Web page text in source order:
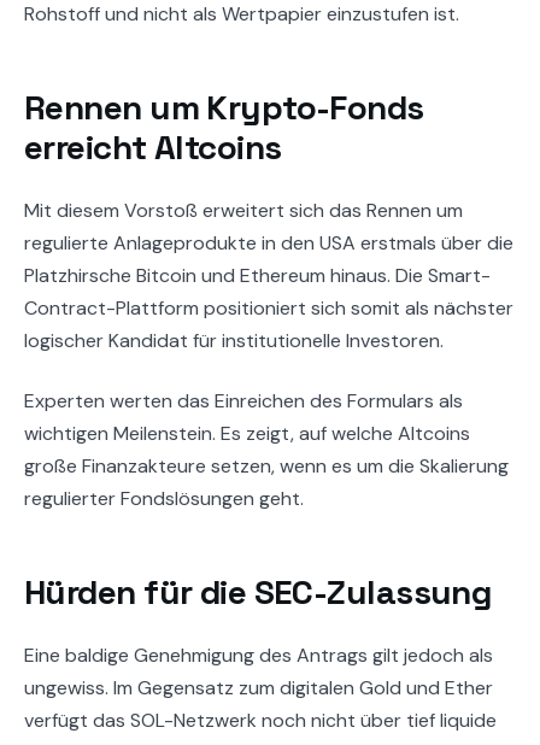
Rohstoff und nicht als Wertpapier einzustufen ist.
Rennen um Krypto-Fonds
erreicht Altcoins
Mit diesem Vorstoß erweitert sich das Rennen um
regulierte Anlageprodukte in den USA erstmals über die
Platzhirsche Bitcoin und Ethereum hinaus. Die Smart-
Contract-Plattform positioniert sich somit als nächster
logischer Kandidat für institutionelle Investoren.
Experten werten das Einreichen des Formulars als
wichtigen Meilenstein. Es zeigt, auf welche Altcoins
große Finanzakteure setzen, wenn es um die Skalierung
regulierter Fondslösungen geht.
Hürden für die SEC-Zulassung
Eine baldige Genehmigung des Antrags gilt jedoch als
ungewiss. Im Gegensatz zum digitalen Gold und Ether
verfügt das SOL-Netzwerk noch nicht über tief liquide